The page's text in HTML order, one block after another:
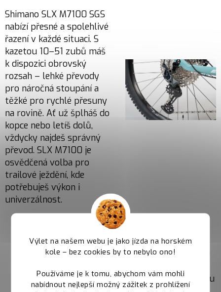
Výlet na našem webu je jako jízda na horském
kole – bez cookies by to nebylo ono!
Používáme je k tomu, abychom vám mohli
nabídnout nejlepší možný zážitek z prohlížení
Shimano SLX M7100 SGS
nabízí přesné a spolehlivé
řazení v každé situaci. S
kazetou 10–51 zubů máš
k dispozici obrovský
rozsah – lehké převody
pro náročná stoupání a
těžké pro rychlé přesuny
na rovině. Ať už šplháš do
kopce nebo letíš dolů,
vždycky najdeš správný
převod. SLX M7100 je
osvědčená volba pro
trailové ježdění, kde
potřebuješ výkon i
univerzálnost.
Brzdy Shimano MT410
brzdný výkon a dobrou